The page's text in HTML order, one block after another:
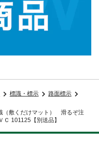
標識・標示
路面標示
（敷くだけマット） 滑るぞ注
101125【別送品】